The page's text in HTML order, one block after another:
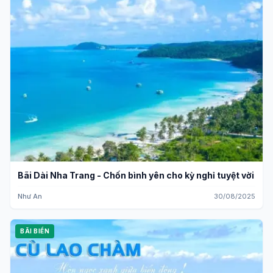
Bãi Dài Nha Trang - Chốn bình yên cho kỳ nghỉ tuyệt vời
Như An 30/08/2025
BÃI BIỂN